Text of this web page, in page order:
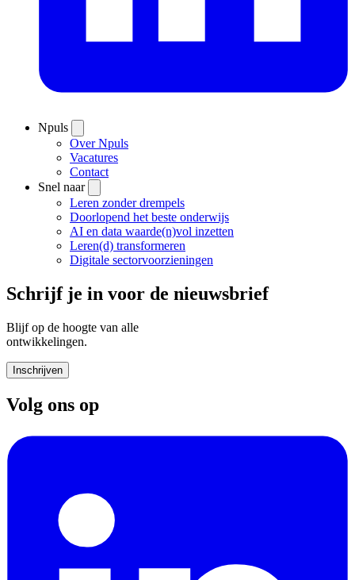
Npuls
Over Npuls
Vacatures
Contact
Snel naar
Leren zonder drempels
Doorlopend het beste onderwijs
AI en data waarde(n)vol inzetten
Leren(d) transformeren
Digitale sectorvoorzieningen
Schrijf je in voor de nieuwsbrief
Blijf op de hoogte van alle
ontwikkelingen.
Inschrijven
Volg ons op